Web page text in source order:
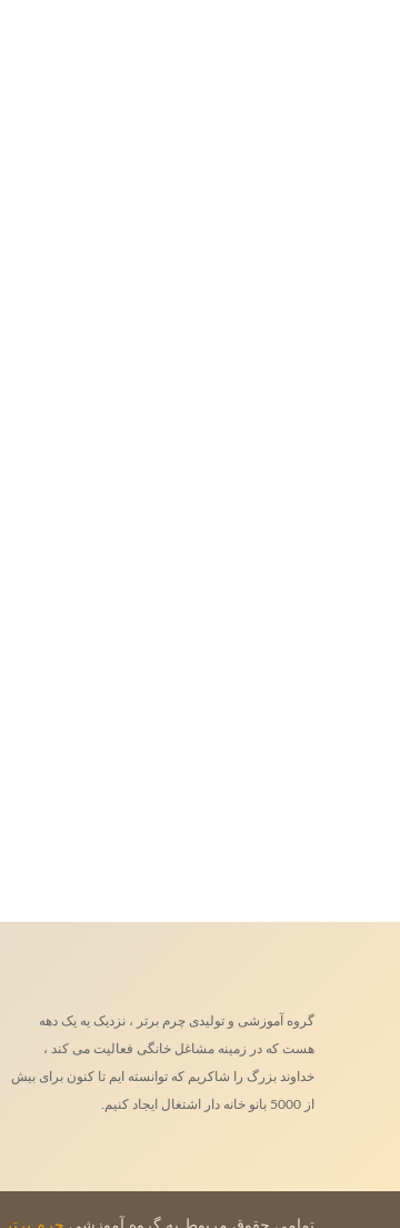
گروه آموزشی و تولیدی چرم برتر ، نزدیک یه یک دهه
هست که در زمینه مشاغل خانگی فعالیت می کند ،
خداوند بزرگ را شاکریم که توانسته ایم تا کنون برای بیش
از 5000 بانو خانه دار اشتغال ایجاد کنیم.